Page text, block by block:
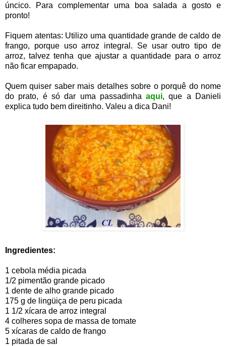
úncico. Para complementar uma boa salada a gosto e
pronto!
Fiquem atentas: Utilizo uma quantidade grande de caldo de
frango, porque uso arroz integral. Se usar outro tipo de
arroz, talvez tenha que ajustar a quantidade para o arroz
não ficar empapado.
Quem quiser saber mais detalhes sobre o porquê do nome
do prato, é só dar uma passadinhaaqui, que a Danieli
explica tudo bem direitinho. Valeu a dica Dani!
Ingredientes:
1 cebola média picada
1/2 pimentão grande picado
1 dente de alho grande picado
175 g de lingüiça de peru picada
1 1/2 xícara de arroz integral
4 colheres sopa de massa de tomate
5 xícaras de caldo de frango
1 pitada de sal